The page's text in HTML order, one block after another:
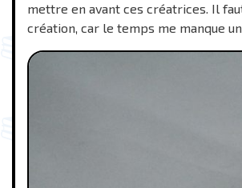
mettre en avant ces créatrices. Il
création, car le temps me manque un